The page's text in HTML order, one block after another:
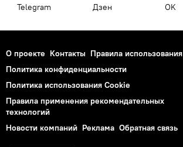
Telegram Дзен OK
О проекте Контакты Правила использования
Политика конфиденциальности
Политика использования Cookie
Правила применения рекомендательных
технологий
Новости компаний Реклама Обратная связь